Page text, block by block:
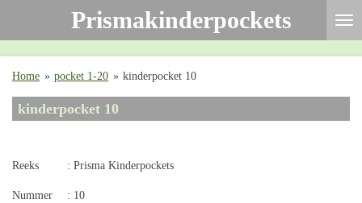
de
Prismakinderpockets
Home » pocket 1-20 » kinderpocket 10
kinderpocket 10
Reeks : Prisma Kinderpockets
Nummer : 10